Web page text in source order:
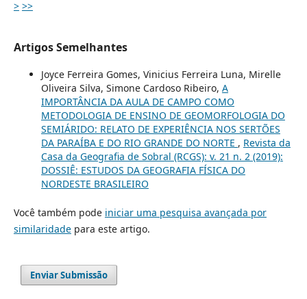
> >>
Artigos Semelhantes
Joyce Ferreira Gomes, Vinicius Ferreira Luna, Mirelle
Oliveira Silva, Simone Cardoso Ribeiro, A
IMPORTÂNCIA DA AULA DE CAMPO COMO
METODOLOGIA DE ENSINO DE GEOMORFOLOGIA DO
SEMIÁRIDO: RELATO DE EXPERIÊNCIA NOS SERTÕES
DA PARAÍBA E DO RIO GRANDE DO NORTE , Revista da
Casa da Geografia de Sobral (RCGS): v. 21 n. 2 (2019):
DOSSIÊ: ESTUDOS DA GEOGRAFIA FÍSICA DO
NORDESTE BRASILEIRO
Você também pode iniciar uma pesquisa avançada por
similaridadepara este artigo.
Enviar Submissão